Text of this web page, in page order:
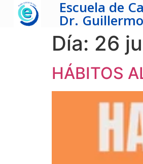
Escuela de
Dr.
Día: 26
HÁBITOS